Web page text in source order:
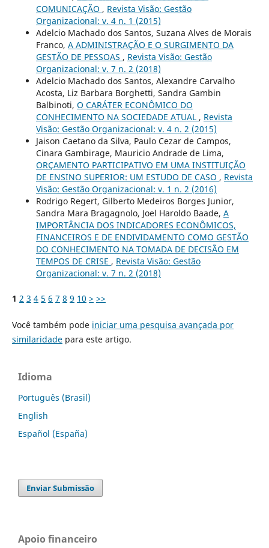
COMUNICAÇÃO , Revista Visão: Gestão
Organizacional: v. 4 n. 1 (2015)
Adelcio Machado dos Santos, Suzana Alves de Morais
Franco, A ADMINISTRAÇÃO E O SURGIMENTO DA
GESTÃO DE PESSOAS , Revista Visão: Gestão
Organizacional: v. 7 n. 2 (2018)
Adelcio Machado dos Santos, Alexandre Carvalho
Acosta, Liz Barbara Borghetti, Sandra Gambin
Balbinoti, O CARÁTER ECONÔMICO DO
CONHECIMENTO NA SOCIEDADE ATUAL , Revista
Visão: Gestão Organizacional: v. 4 n. 2 (2015)
Jaison Caetano da Silva, Paulo Cezar de Campos,
Cinara Gambirage, Mauricio Andrade de Lima,
ORÇAMENTO PARTICIPATIVO EM UMA INSTITUIÇÃO
DE ENSINO SUPERIOR: UM ESTUDO DE CASO , Revista
Visão: Gestão Organizacional: v. 1 n. 2 (2016)
Rodrigo Regert, Gilberto Medeiros Borges Junior,
Sandra Mara Bragagnolo, Joel Haroldo Baade, A
IMPORTÂNCIA DOS INDICADORES ECONÔMICOS,
FINANCEIROS E DE ENDIVIDAMENTO COMO GESTÃO
DO CONHECIMENTO NA TOMADA DE DECISÃO EM
TEMPOS DE CRISE , Revista Visão: Gestão
Organizacional: v. 7 n. 2 (2018)
1 2 3 4 5 6 7 8 9 10 > >>
Você também pode iniciar uma pesquisa avançada por
similaridadepara este artigo.
Idioma
Português (Brasil)
English
Español (España)
Enviar Submissão
Apoio financeiro